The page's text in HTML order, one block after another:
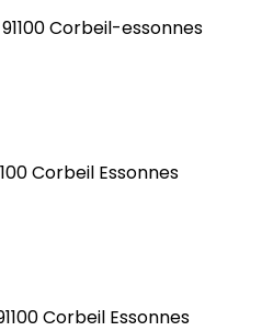
Corbeil-essonnes
Corbeil Essonnes
Corbeil Essonnes